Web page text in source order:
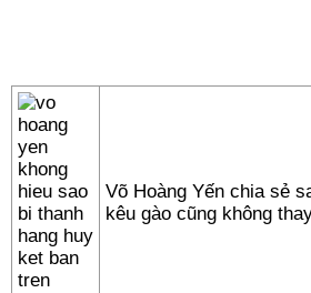
Võ Hoàng Yến chia sẻ
kêu gào cũng không